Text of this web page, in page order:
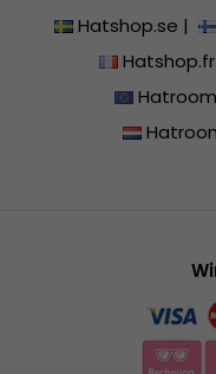
Hatshop.se |
Hatshop.fr